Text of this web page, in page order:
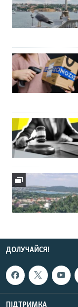
ДОЛУЧАЙСЯ!
ПІДТРИМКА